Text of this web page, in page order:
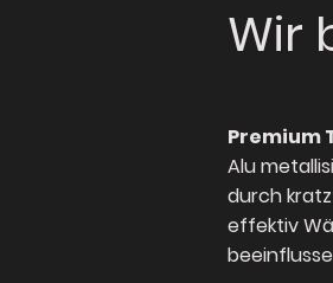
Wir
Premium
Alu
durch
effektiv